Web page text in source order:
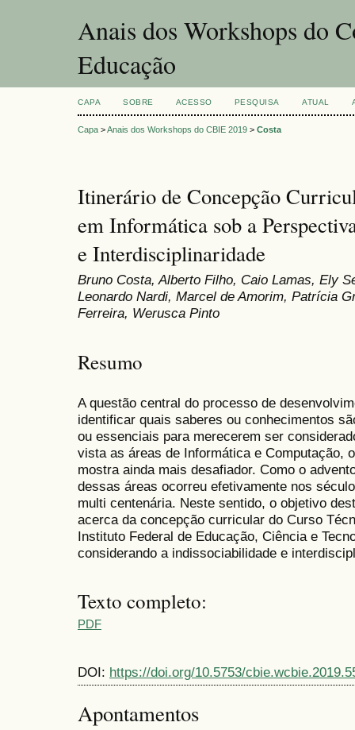
Anais dos Workshops do
Educação
CAPA SOBRE ACESSO PESQUISA ATUAL
Capa >Anais dos Workshops do CBIE 2019 > Costa
Itinerário de Concepção
em Informática sob a
e Interdisciplinaridade
Bruno Costa, Alberto Filho, Caio Lamas, Ely
Leonardo Nardi, Marcel de Amorim, Patrícia
Ferreira, Werusca Pinto
Resumo
A questão central do processo de
identificar quais saberes ou conhecimentos
ou essenciais para merecerem ser
vista as áreas de Informática e Computação,
mostra ainda mais desafiador. Como o
dessas áreas ocorreu efetivamente nos
multi centenária. Neste sentido, o objetivo
acerca da concepção curricular do Curso
Instituto Federal de Educação, Ciência e
considerando a indissociabilidade e
Texto completo:
PDF
DOI: https://doi.org/10.5753/
Apontamentos